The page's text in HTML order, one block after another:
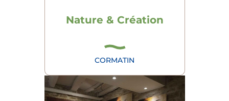
Nature & Création
CORMATIN